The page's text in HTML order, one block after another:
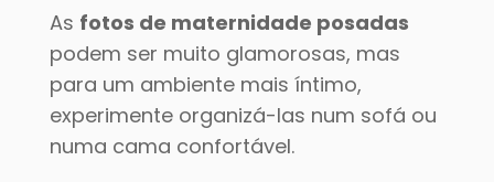
As fotos de maternidade posadas
podem ser muito glamorosas, mas
para um ambiente mais íntimo,
experimente organizá-las num sofá ou
numa cama confortável.